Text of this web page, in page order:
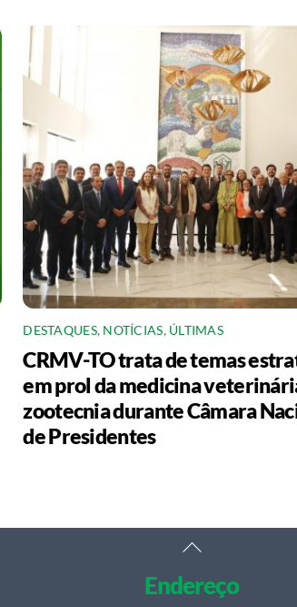
DESTAQUES, NOTÍCIAS, ÚLTIMAS
CRMV-TO trata de temas
em prol da medicina
zootecnia durante Câmara
de Presidentes
Back
Top
Endereço